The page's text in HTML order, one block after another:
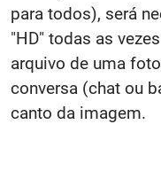
para todos), será
"HD" todas as
arquivo de uma
conversa (chat ou
canto da imagem.